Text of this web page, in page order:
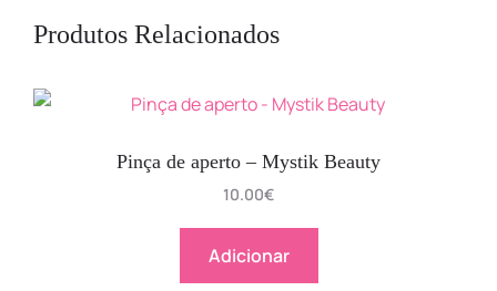
Produtos Relacionados
Pinça de aperto – Mystik Beauty
10.00€
Adicionar